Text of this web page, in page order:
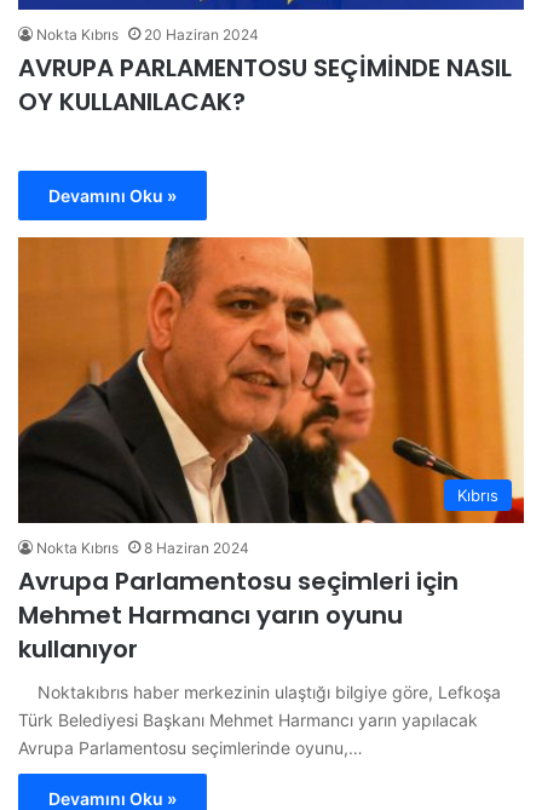
Nokta Kıbrıs 20 Haziran 2024
AVRUPA PARLAMENTOSU SEÇİMİNDE NASIL
OY KULLANILACAK?
Devamını Oku »
Kıbrıs
Nokta Kıbrıs 8 Haziran 2024
Avrupa Parlamentosu seçimleri için
Mehmet Harmancı yarın oyunu
kullanıyor
Noktakıbrıs haber merkezinin ulaştığı bilgiye göre, Lefkoşa
Türk Belediyesi Başkanı Mehmet Harmancı yarın yapılacak
Avrupa Parlamentosu seçimlerinde oyunu,…
Devamını Oku »